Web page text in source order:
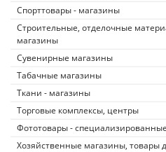
Спорттовары - магазины
Строительные, отделочные
магазины
Сувенирные магазины
Табачные магазины
Ткани - магазины
Торговые комплексы, центры
Фототовары -
Хозяйственные магазины, товары